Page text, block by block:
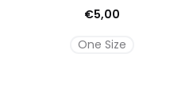
€5,00
One Size